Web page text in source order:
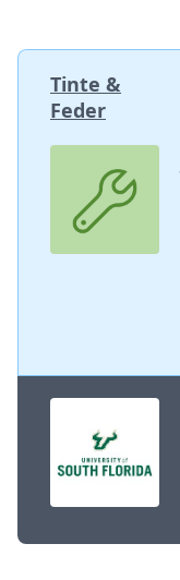
Tinte &
Feder